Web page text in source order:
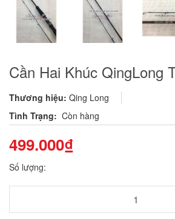
Cần Hai Khúc QingLong
Thương hiệu: Qing Long
Tình Trạng: Còn hàng
499.000₫
Số lượng: